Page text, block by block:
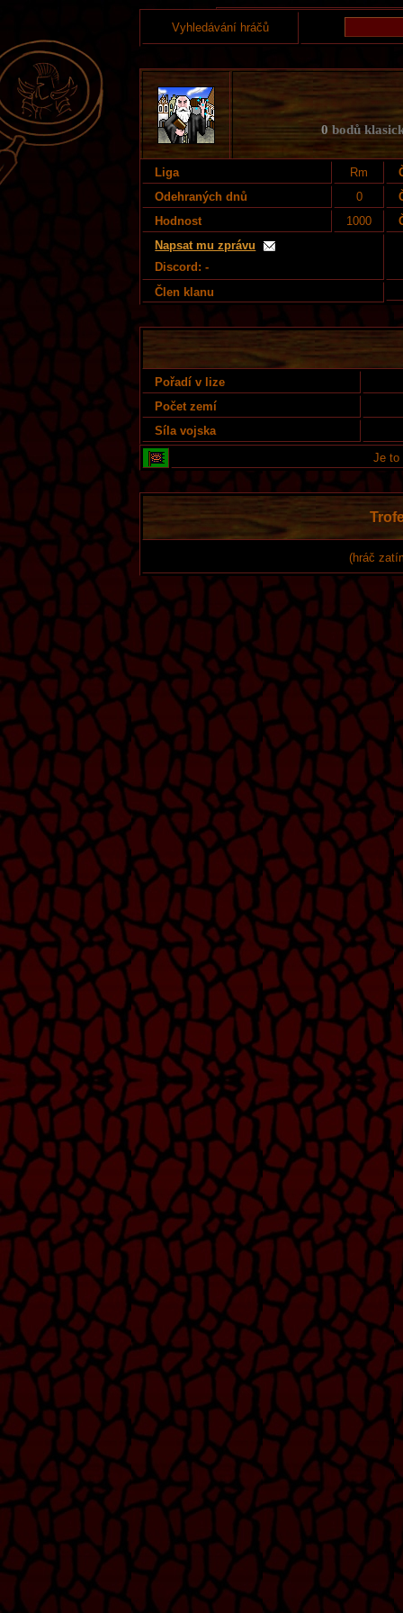
Vyhledávání hráčů
0 bodů
Liga Rm
Odehraných dnů
0
Hodnost
1000
Napsat mu zprávu
Discord: -
Člen klanu
Pořadí v lize
Počet zemí
Síla vojska
Je to
(hráč